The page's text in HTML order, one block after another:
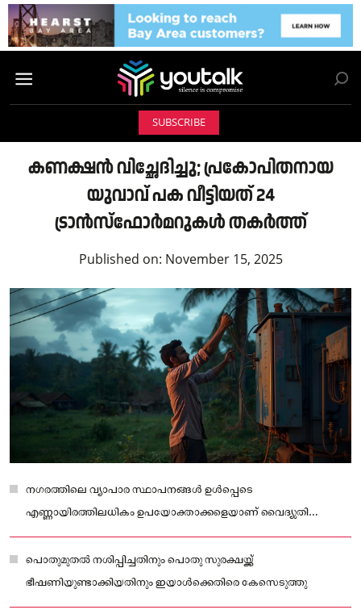
SUBSCRIBE
കണക്ഷൻ വിച്ഛേദിച്ചു; പ്രകോപിതനായ
യുവാവ് പക വീട്ടിയത് 24
ട്രാൻസ്ഫോർമറുകൾ തകർത്ത്
Published on: November 15, 2025
നഗരത്തിലെ വ്യാപാര സ്ഥാപനങ്ങൾ ഉൾപ്പെടെ
എണ്ണായിരത്തിലധികം ഉപയോക്താക്കളെയാണ് വൈദ്യുതി
മുടങ്ങിയത് ബാധിച്ചത്.
പൊതുമുതൽ നശിപ്പിച്ചതിനും പൊതു സുരക്ഷയ്ക്ക്
ഭീഷണിയുണ്ടാക്കിയതിനും ഇയാൾക്കെതിരെ കേസെടുത്തു